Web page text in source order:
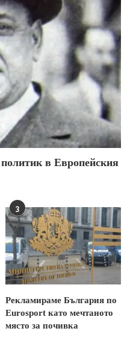
в Европейския
3
Рекламираме България по
Eurosport като мечтаното
място за почивка